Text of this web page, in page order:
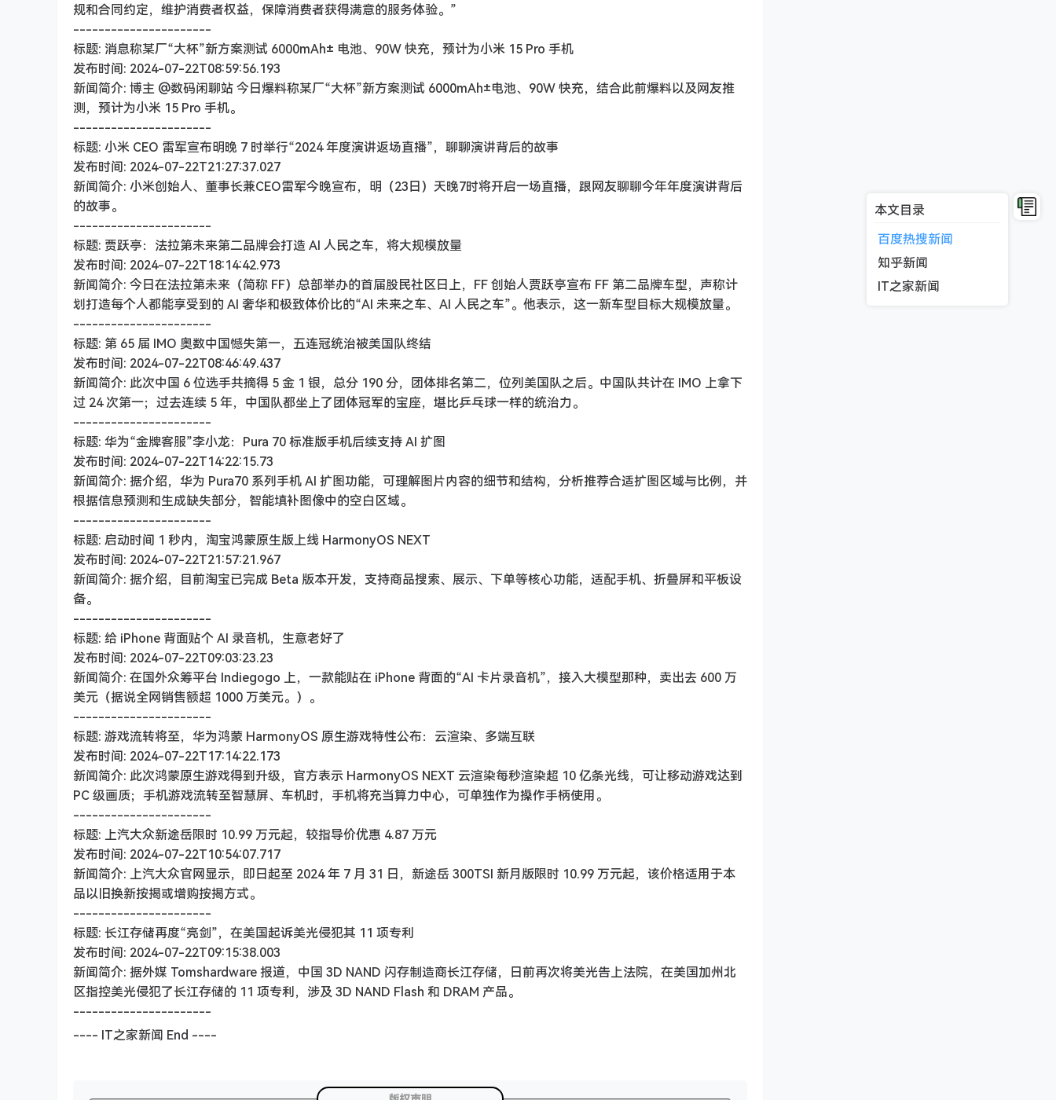
本文目录
百度热搜新闻
知乎新闻
IT之家新闻
规和合同约定，维护消费者权益，保障消费者获得满意的服务体验。”
----------------------
标题: 消息称某厂“大杯”新方案测试 6000mAh± 电池、90W 快充，预计为小米 15 Pro 手机
发布时间: 2024-07-22T08:59:56.193
新闻简介: 博主 @数码闲聊站 今日爆料称某厂“大杯”新方案测试 6000mAh±电池、90W 快充，结合此前爆料以及网友推
测，预计为小米 15 Pro 手机。
----------------------
标题: 小米 CEO 雷军宣布明晚 7 时举行“2024 年度演讲返场直播”，聊聊演讲背后的故事
发布时间: 2024-07-22T21:27:37.027
新闻简介: 小米创始人、董事长兼CEO雷军今晚宣布，明（23日）天晚7时将开启一场直播，跟网友聊聊今年年度演讲背后
的故事。
----------------------
标题: 贾跃亭：法拉第未来第二品牌会打造 AI 人民之车，将大规模放量
发布时间: 2024-07-22T18:14:42.973
新闻简介: 今日在法拉第未来（简称 FF）总部举办的首届股民社区日上，FF 创始人贾跃亭宣布 FF 第二品牌车型，声称计
划打造每个人都能享受到的 AI 奢华和极致体价比的“AI 未来之车、AI 人民之车”。他表示，这一新车型目标大规模放量。
----------------------
标题: 第 65 届 IMO 奥数中国憾失第一，五连冠统治被美国队终结
发布时间: 2024-07-22T08:46:49.437
新闻简介: 此次中国 6 位选手共摘得 5 金 1 银，总分 190 分，团体排名第二，位列美国队之后。中国队共计在 IMO 上拿下
过 24 次第一；过去连续 5 年，中国队都坐上了团体冠军的宝座，堪比乒乓球一样的统治力。
----------------------
标题: 华为“金牌客服”李小龙：Pura 70 标准版手机后续支持 AI 扩图
发布时间: 2024-07-22T14:22:15.73
新闻简介: 据介绍，华为 Pura70 系列手机 AI 扩图功能，可理解图片内容的细节和结构，分析推荐合适扩图区域与比例，并
根据信息预测和生成缺失部分，智能填补图像中的空白区域。
----------------------
标题: 启动时间 1 秒内，淘宝鸿蒙原生版上线 HarmonyOS NEXT
发布时间: 2024-07-22T21:57:21.967
新闻简介: 据介绍，目前淘宝已完成 Beta 版本开发，支持商品搜索、展示、下单等核心功能，适配手机、折叠屏和平板设
备。
----------------------
标题: 给 iPhone 背面贴个 AI 录音机，生意老好了
发布时间: 2024-07-22T09:03:23.23
新闻简介: 在国外众筹平台 Indiegogo 上，一款能贴在 iPhone 背面的“AI 卡片录音机”，接入大模型那种，卖出去 600 万
美元（据说全网销售额超 1000 万美元。）。
----------------------
标题: 游戏流转将至，华为鸿蒙 HarmonyOS 原生游戏特性公布：云渲染、多端互联
发布时间: 2024-07-22T17:14:22.173
新闻简介: 此次鸿蒙原生游戏得到升级，官方表示 HarmonyOS NEXT 云渲染每秒渲染超 10 亿条光线，可让移动游戏达到
PC 级画质；手机游戏流转至智慧屏、车机时，手机将充当算力中心，可单独作为操作手柄使用。
----------------------
标题: 上汽大众新途岳限时 10.99 万元起，较指导价优惠 4.87 万元
发布时间: 2024-07-22T10:54:07.717
新闻简介: 上汽大众官网显示，即日起至 2024 年 7 月 31 日，新途岳 300TSI 新月版限时 10.99 万元起，该价格适用于本
品以旧换新按揭或增购按揭方式。
----------------------
标题: 长江存储再度“亮剑”，在美国起诉美光侵犯其 11 项专利
发布时间: 2024-07-22T09:15:38.003
新闻简介: 据外媒 Tomshardware 报道，中国 3D NAND 闪存制造商长江存储，日前再次将美光告上法院，在美国加州北
区指控美光侵犯了长江存储的 11 项专利，涉及 3D NAND Flash 和 DRAM 产品。
----------------------
---- IT之家新闻 End ----